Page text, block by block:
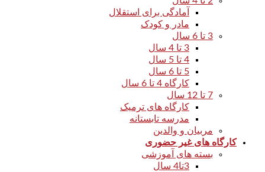
آمادگی برای استقلال
مادر و کودک
3 تا 6 سال
3 تا 4 سال
4 تا 5 سال
5 تا 6 سال
کارگاه 4 تا 6 سال
7 تا 12 سال
کارگاه های ترمیک
مدرسه تابستانه
مربیان و والدین
کارگاه های غیر حضوری
بسته های آموزشی
3تا4 سال